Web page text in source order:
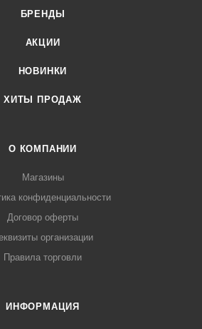
БРЕНДЫ
АКЦИИ
НОВИНКИ
ХИТЫ ПРОДАЖ
О КОМПАНИИ
Магазины
конфиденциальности
Договор оферты
организации
Правила торговли
ИНФОРМАЦИЯ